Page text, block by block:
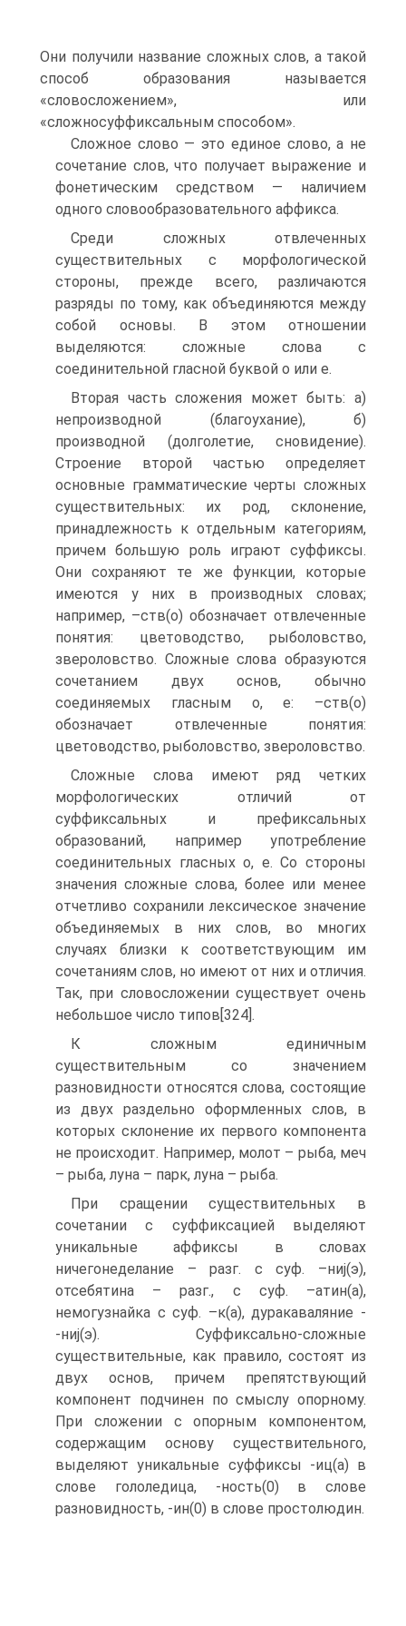
Они получили название сложных слов, а такой
способ образования называется
«словосложением», или
«сложносуффиксальным способом».
Сложное слово — это единое слово, а не
сочетание слов, что получает выражение и
фонетическим средством — наличием
одного словообразовательного аффикса.
Среди сложных отвлеченных
существительных с морфологической
стороны, прежде всего, различаются
разряды по тому, как объединяются между
собой основы. В этом отношении
выделяются: сложные слова с
соединительной гласной буквой о или е.
Вторая часть сложения может быть: а)
непроизводной (благоухание), б)
производной (долголетие, сновидение).
Строение второй частью определяет
основные грамматические черты сложных
существительных: их род, склонение,
принадлежность к отдельным категориям,
причем большую роль играют суффиксы.
Они сохраняют те же функции, которые
имеются у них в производных словах;
например, –ств(о) обозначает отвлеченные
понятия: цветоводство, рыболовство,
звероловство. Сложные слова образуются
сочетанием двух основ, обычно
соединяемых гласным о, е: –ств(о)
обозначает отвлеченные понятия:
цветоводство, рыболовство, звероловство.
Сложные слова имеют ряд четких
морфологических отличий от
суффиксальных и префиксальных
образований, например употребление
соединительных гласных о, е. Со стороны
значения сложные слова, более или менее
отчетливо сохранили лексическое значение
объединяемых в них слов, во многих
случаях близки к соответствующим им
сочетаниям слов, но имеют от них и отличия.
Так, при словосложении существует очень
небольшое число типов[324].
К сложным единичным
существительным со значением
разновидности относятся слова, состоящие
из двух раздельно оформленных слов, в
которых склонение их первого компонента
не происходит. Например, молот – рыба, меч
– рыба, луна – парк, луна – рыба.
При сращении существительных в
сочетании с суффиксацией выделяют
уникальные аффиксы в словах
ничегонеделание – разг. с суф. –ниj(э),
отсебятина – разг., с суф. –атин(а),
немогузнайка с суф. –к(а), дуракаваляние -
-ниj(э). Суффиксально-сложные
существительные, как правило, состоят из
двух основ, причем препятствующий
компонент подчинен по смыслу опорному.
При сложении с опорным компонентом,
содержащим основу существительного,
выделяют уникальные суффиксы -иц(а) в
слове гололедица, -ность(0) в слове
разновидность, -ин(0) в слове простолюдин.